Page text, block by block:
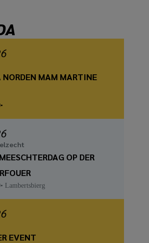
MAM MARTINE
OP DER
Lambertsbierg
EVENT